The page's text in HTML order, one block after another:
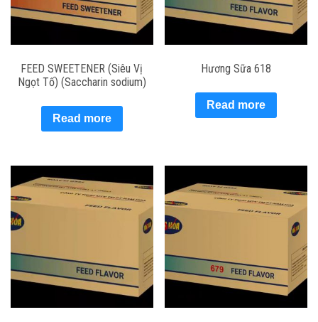
FEED SWEETENER (Siêu Vị
Ngọt Tố) (Saccharin sodium)
Read more
Hương Sữa 618
Read more